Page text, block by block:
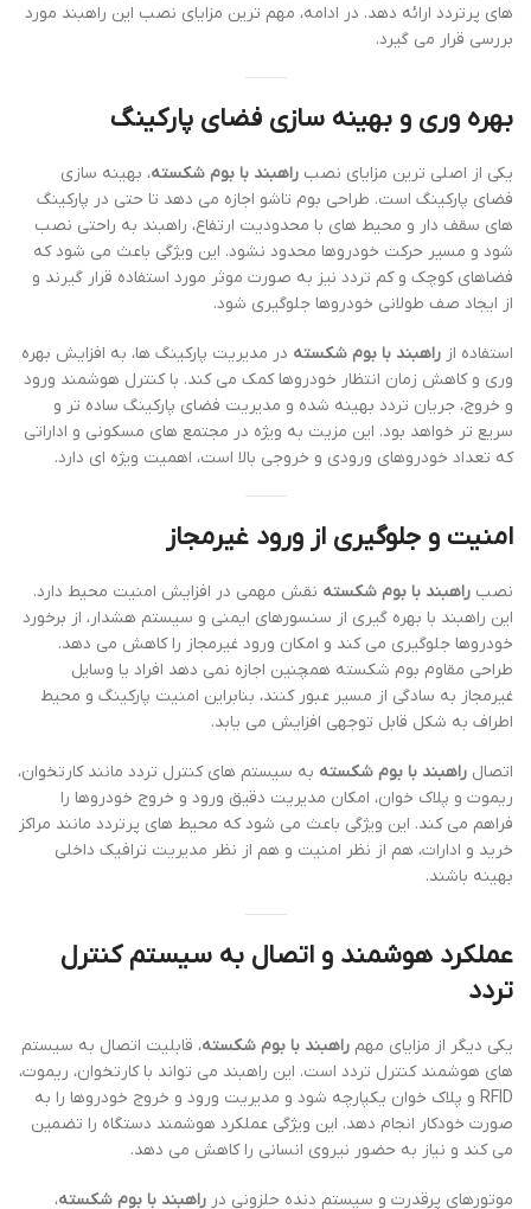
های پرتردد ارائه دهد. در ادامه، مهم ترین مزایای نصب این راهبند مورد
بررسی قرار می گیرد.
بهره وری و بهینه سازی فضای پارکینگ
یکی از اصلی ترین مزایای نصب راهبند با بوم شکسته، بهینه سازی
فضای پارکینگ است. طراحی بوم تاشو اجازه می دهد تا حتی در پارکینگ
های سقف دار و محیط های با محدودیت ارتفاع، راهبند به راحتی نصب
شود و مسیر حرکت خودروها محدود نشود. این ویژگی باعث می شود که
فضاهای کوچک و کم تردد نیز به صورت موثر مورد استفاده قرار گیرند و
از ایجاد صف طولانی خودروها جلوگیری شود.
استفاده از راهبند با بوم شکسته در مدیریت پارکینگ ها، به افزایش بهره
وری و کاهش زمان انتظار خودروها کمک می کند. با کنترل هوشمند ورود
و خروج، جریان تردد بهینه شده و مدیریت فضای پارکینگ ساده تر و
سریع تر خواهد بود. این مزیت به ویژه در مجتمع های مسکونی و اداراتی
که تعداد خودروهای ورودی و خروجی بالا است، اهمیت ویژه ای دارد.
امنیت و جلوگیری از ورود غیرمجاز
نصب راهبند با بوم شکسته نقش مهمی در افزایش امنیت محیط دارد.
این راهبند با بهره گیری از سنسورهای ایمنی و سیستم هشدار، از برخورد
خودروها جلوگیری می کند و امکان ورود غیرمجاز را کاهش می دهد.
طراحی مقاوم بوم شکسته همچنین اجازه نمی دهد افراد یا وسایل
غیرمجاز به سادگی از مسیر عبور کنند، بنابراین امنیت پارکینگ و محیط
اطراف به شکل قابل توجهی افزایش می یابد.
اتصال راهبند با بوم شکسته به سیستم های کنترل تردد مانند کارتخوان،
ریموت و پلاک خوان، امکان مدیریت دقیق ورود و خروج خودروها را
فراهم می کند. این ویژگی باعث می شود که محیط های پرتردد مانند مراکز
خرید و ادارات، هم از نظر امنیت و هم از نظر مدیریت ترافیک داخلی
بهینه باشند.
عملکرد هوشمند و اتصال به سیستم کنترل
تردد
یکی دیگر از مزایای مهم راهبند با بوم شکسته، قابلیت اتصال به سیستم
های هوشمند کنترل تردد است. این راهبند می تواند با کارتخوان، ریموت،
RFID و پلاک خوان یکپارچه شود و مدیریت ورود و خروج خودروها را به
صورت خودکار انجام دهد. این ویژگی عملکرد هوشمند دستگاه را تضمین
می کند و نیاز به حضور نیروی انسانی را کاهش می دهد.
موتورهای پرقدرت و سیستم دنده حلزونی در راهبند با بوم شکسته،